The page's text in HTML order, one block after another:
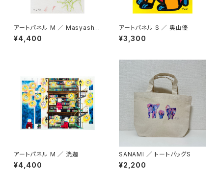
アートパネル M ／ Masyashi7
77
¥4,400
アートパネル S ／ 奥山優
¥3,300
アートパネル M ／ 洸迦
¥4,400
SANAMI ／ トートバッグS
¥2,200